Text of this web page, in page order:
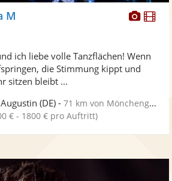
Fotos
M
ich liebe volle Tanzflächen! Wenn
die Stimmung kippt und
sitzen bleibt ...
(DE) -71 km von Mönchengladbach
€ - 1800 € pro Auftritt)